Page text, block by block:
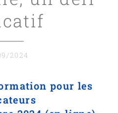
2024
pour les